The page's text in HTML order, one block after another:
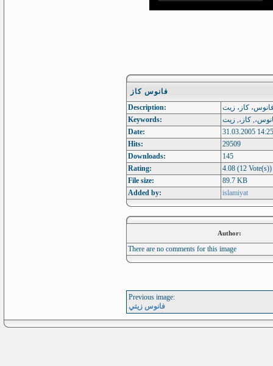
فانوس كاز
Description:
كاز، زيت
Keywords:
كاز،, زيت
Date:
31.03.2005 14:25
Hits:
29509
Downloads:
145
Rating:
4.08 (12 Vote(s))
File size:
89.7 KB
Added by:
islamiyat
Author:
There are no comments for this image
Previous image:
فانوس زيتي